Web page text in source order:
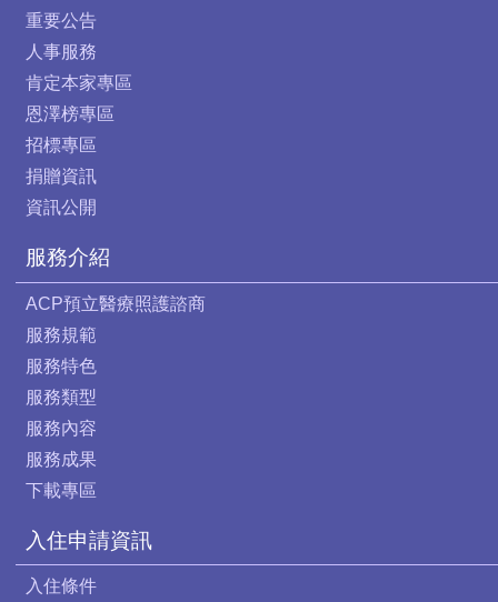
重要公告
人事服務
肯定本家專區
恩澤榜專區
招標專區
捐贈資訊
資訊公開
服務介紹
ACP預立醫療照護諮商
服務規範
服務特色
服務類型
服務內容
服務成果
下載專區
入住申請資訊
入住條件